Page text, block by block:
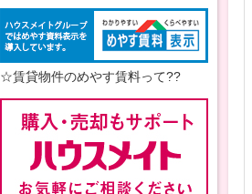
☆賃貸物件のめやす賃料って??